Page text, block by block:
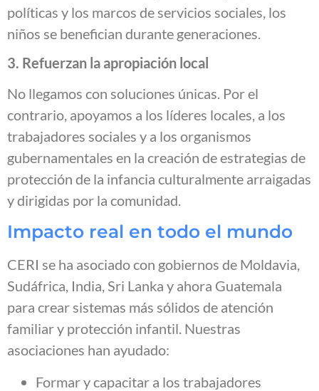
políticas y los marcos de servicios sociales, los
niños se benefician durante generaciones.
3. Refuerzan la apropiación local
No llegamos con soluciones únicas. Por el
contrario, apoyamos a los líderes locales, a los
trabajadores sociales y a los organismos
gubernamentales en la creación de estrategias de
protección de la infancia culturalmente arraigadas
y dirigidas por la comunidad.
Impacto real en todo el mundo
CERI se ha asociado con gobiernos de Moldavia,
Sudáfrica, India, Sri Lanka y ahora Guatemala
para crear sistemas más sólidos de atención
familiar y protección infantil. Nuestras
asociaciones han ayudado:
Formar y capacitar a los trabajadores